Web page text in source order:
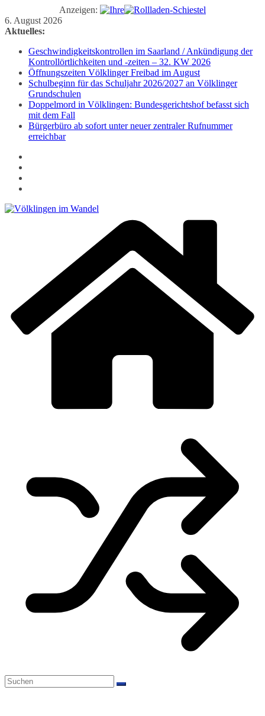
Anzeigen:
Zum
Inhalt
6. August 2026
Aktuelles:
Geschwindigkeitskontrollen im Saarland / Ankündigung der
Kontrollörtlichkeiten und -zeiten – 32. KW 2026
Öffnungszeiten Völklinger Freibad im August
Schulbeginn für das Schuljahr 2026/2027 an Völklinger
Grundschulen
Doppelmord in Völklingen: Bundesgerichtshof befasst sich
mit dem Fall
Bürgerbüro ab sofort unter neuer zentraler Rufnummer
erreichbar